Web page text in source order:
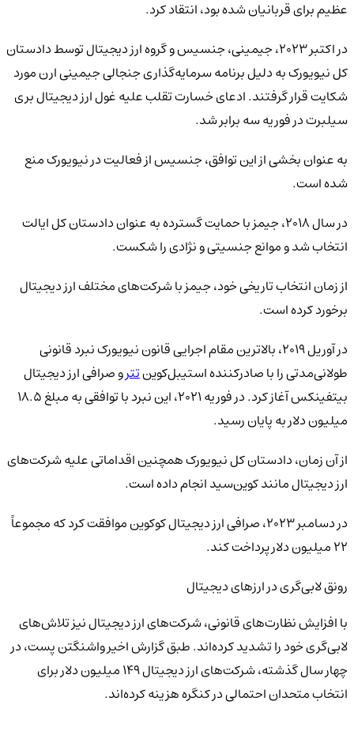
عظیم برای قربانیان شده بود، انتقاد کرد.
در اکتبر ۲۰۲۳، جیمینی، جنسیس و گروه ارز دیجیتال توسط دادستان
کل نیویورک به دلیل برنامه سرمایه‌گذاری جنجالی جیمینی ارن مورد
شکایت قرار گرفتند. ادعای خسارت تقلب علیه غول ارز دیجیتال بری
سیلبرت در فوریه سه برابر شد.
به عنوان بخشی از این توافق، جنسیس از فعالیت در نیویورک منع
شده است.
در سال ۲۰۱۸، جیمز با حمایت گسترده به عنوان دادستان کل ایالت
انتخاب شد و موانع جنسیتی و نژادی را شکست.
از زمان انتخاب تاریخی خود، جیمز با شرکت‌های مختلف ارز دیجیتال
برخورد کرده است.
در آوریل ۲۰۱۹، بالاترین مقام اجرایی قانون نیویورک نبرد قانونی
طولانی‌مدتی را با صادرکننده استیبل‌کوینتترو صرافی ارز دیجیتال
بیتفینکس آغاز کرد. در فوریه ۲۰۲۱، این نبرد با توافقی به مبلغ ۱۸.۵
میلیون دلار به پایان رسید.
از آن زمان، دادستان کل نیویورک همچنین اقداماتی علیه شرکت‌های
ارز دیجیتال مانند کوین‌سید انجام داده است.
در دسامبر ۲۰۲۳، صرافی ارز دیجیتال کوکوین موافقت کرد که مجموعاً
۲۲ میلیون دلار پرداخت کند.
رونق لابی‌گری در ارزهای دیجیتال
با افزایش نظارت‌های قانونی، شرکت‌های ارز دیجیتال نیز تلاش‌های
لابی‌گری خود را تشدید کرده‌اند. طبق گزارش اخیر واشنگتن پست، در
چهار سال گذشته، شرکت‌های ارز دیجیتال ۱۴۹ میلیون دلار برای
انتخاب متحدان احتمالی در کنگره هزینه کرده‌اند.